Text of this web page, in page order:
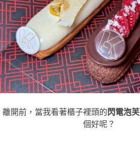
離開前，當我看著櫃子裡頭的 閃電泡芙
個好呢？